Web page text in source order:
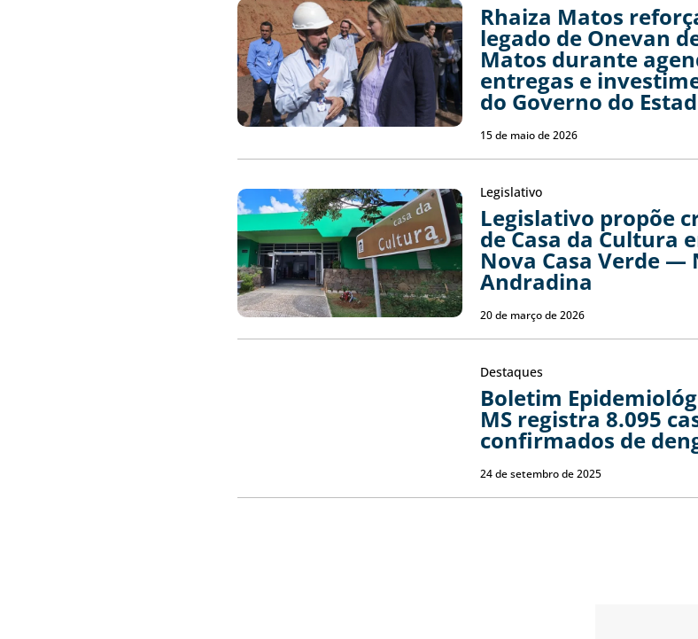
Rhaiza Matos
legado de Onevan
Matos durante
entregas e
do Governo do
15 de maio de 2026
Legislativo
Legislativo propõe
de Casa da Cultura
Nova Casa Verde —
Andradina
20 de março de 2026
Destaques
Boletim
MS registra 8.095
confirmados de
24 de setembro de 2025